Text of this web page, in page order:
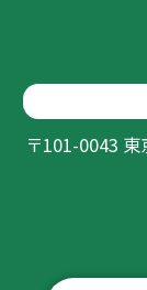
〒101-0043